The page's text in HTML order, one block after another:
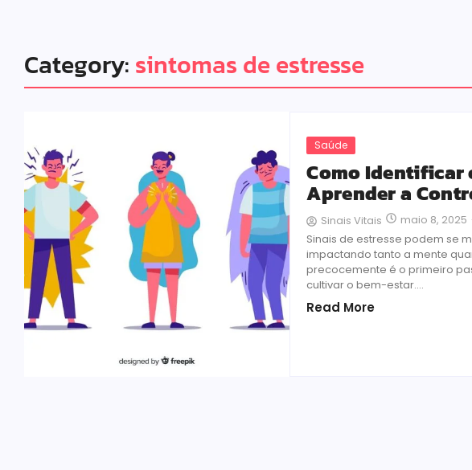
Category: sintomas de estresse
Saúde
Como Identificar
Aprender a
Sinais Vitais maio 8, 2025
Sinais de estresse podem se
impactando tanto a mente
precocemente é o primeiro
cultivar o bem-estar....
Read More